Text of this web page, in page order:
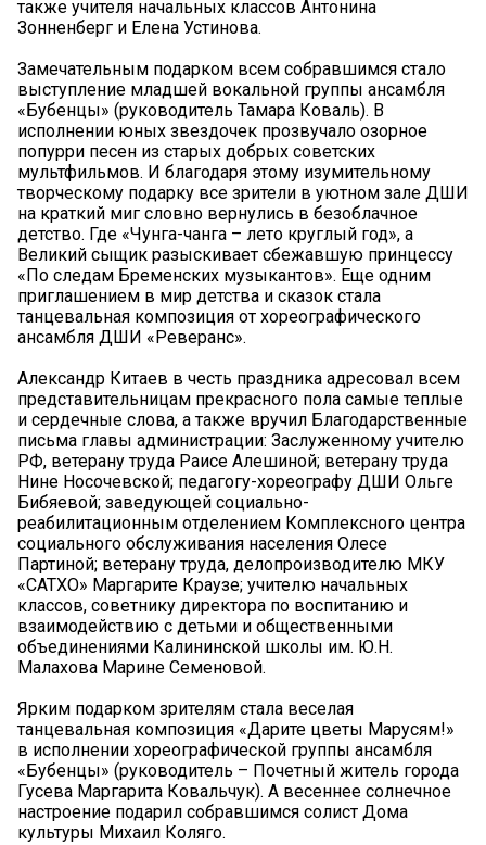
также учителя начальных классов Антонина
Зонненберг и Елена Устинова.
Замечательным подарком всем собравшимся стало
выступление младшей вокальной группы ансамбля
«Бубенцы» (руководитель Тамара Коваль). В
исполнении юных звездочек прозвучало озорное
попурри песен из старых добрых советских
мультфильмов. И благодаря этому изумительному
творческому подарку все зрители в уютном зале ДШИ
на краткий миг словно вернулись в безоблачное
детство. Где «Чунга-чанга – лето круглый год», а
Великий сыщик разыскивает сбежавшую принцессу
«По следам Бременских музыкантов». Еще одним
приглашением в мир детства и сказок стала
танцевальная композиция от хореографического
ансамбля ДШИ «Реверанс».
Александр Китаев в честь праздника адресовал всем
представительницам прекрасного пола самые теплые
и сердечные слова, а также вручил Благодарственные
письма главы администрации: Заслуженному учителю
РФ, ветерану труда Раисе Алешиной; ветерану труда
Нине Носочевской; педагогу-хореографу ДШИ Ольге
Бибяевой; заведующей социально-
реабилитационным отделением Комплексного центра
социального обслуживания населения Олесе
Партиной; ветерану труда, делопроизводителю МКУ
«САТХО» Маргарите Краузе; учителю начальных
классов, советнику директора по воспитанию и
взаимодействию с детьми и общественными
объединениями Калининской школы им. Ю.Н.
Малахова Марине Семеновой.
Ярким подарком зрителям стала веселая
танцевальная композиция «Дарите цветы Марусям!»
в исполнении хореографической группы ансамбля
«Бубенцы» (руководитель – Почетный житель города
Гусева Маргарита Ковальчук). А весеннее солнечное
настроение подарил собравшимся солист Дома
культуры Михаил Коляго.